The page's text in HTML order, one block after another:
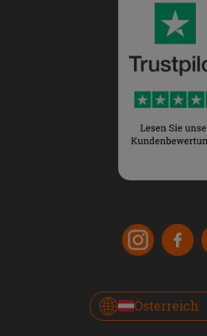
Österreich